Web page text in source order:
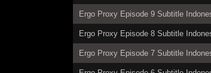
Ergo Proxy Episode 9 Subtitle
Ergo Proxy Episode 8 Subtitle
Ergo Proxy Episode 7 Subtitle